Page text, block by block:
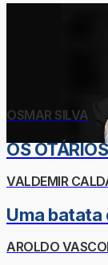
OSMAR SILVA
OS OTÁRIOS
VALDEMIR
Uma batata
AROLDO